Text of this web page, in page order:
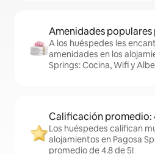
Amenidades populares
A los huéspedes les
amenidades en los
Springs: Cocina, Wifi y
Calificación promedio:
Los huéspedes califican
alojamientos en Pagosa
promedio de 4.8 de 5!